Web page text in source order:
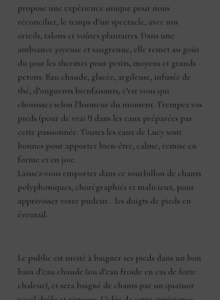
propose une expérience unique pour nous
réconcilier, le temps d’un spectacle, avec nos
orteils, talons et voûtes plantaires. Dans une
ambiance joyeuse et saugrenue, elle remet au goût
du jour les thermes pour petits, moyens et grands
petons. Eau chaude, glacée, argileuse, infusée de
thé, d’onguents bienfaisants, c’est vous qui
choisissez selon l’humeur du moment. Trempez vos
pieds (pour de vrai !) dans les eaux préparées par
cette passionnée. Toutes les eaux de Lucy sont
bonnes pour apporter bien-être, calme, remise en
forme et en joie.
Laissez-vous emporter dans ce tourbillon de chants
polyphoniques, chorégraphiés et malicieux, pour
apprivoiser votre pudeur… les doigts de pieds en
éventail.
Le public est invité à baigner ses pieds dans un bon
bain d’eau chaude (ou d’eau froide en cas de forte
chaleur), et sera baigné de chants par un quatuor